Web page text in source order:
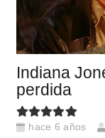
Indiana
perdida
hace 6 años